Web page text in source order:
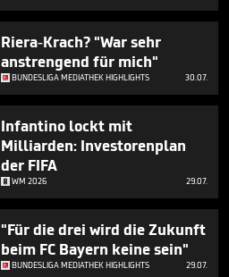
Riera-Krach? "War sehr
anstrengend für mich"
BUNDESLIGA MEDIATHEK HIGHLIGHTS 30.07.
Infantino lockt mit
Milliarden: Investorenplan
der FIFA
WM 2026 29.07.
"Für die drei wird die Zukunft
beim FC Bayern keine sein"
BUNDESLIGA MEDIATHEK HIGHLIGHTS 29.07.